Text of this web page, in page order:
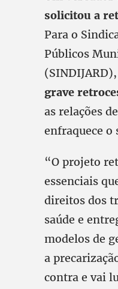
solicitou a
Para o
Públicos
grave
as relações
enfraquece o
“O projeto
essenciais
direitos dos
saúde e
modelos de
a
contra e vai